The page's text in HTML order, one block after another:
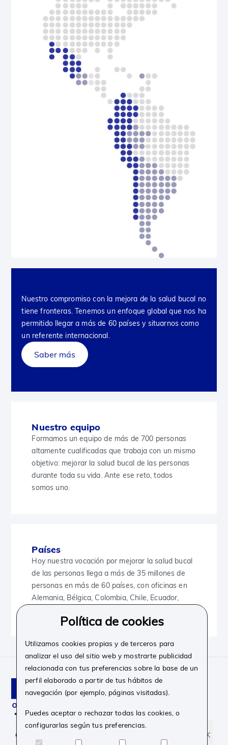
Nuestro compromiso con la mejora de la salud bucal no
tiene fronteras. Tenemos un enfoque global que nos ha
permitido llegar a más de 60 países y situarnos como
un referente internacional.
Saber más
Nuestro equipo
Formamos un equipo de más de 700 personas
altamente cualificadas que trabaja con un mismo
objetivo: mejorar la salud bucal de las personas
durante toda su vida. Ante ese reto, todos
somos uno.
Países
Hoy nuestra vocación por mejorar la salud bucal
de las personas llega a más de 35 millones de
personas en más de 60 países, con oficinas en
Alemania, Bélgica, Colombia, Chile, Ecuador,
Facebook
Instagram
Linkedin
Youtube
Corporativo
Política de cookies
Utilizamos cookies propias y de terceros para
analizar el uso del sitio web y mostrarte publicidad
relacionada con tus preferencias sobre la base de un
perfil elaborado a partir de tus hábitos de
navegación (por ejemplo, páginas visitadas).
Puedes aceptar o rechazar todas las cookies, o
configurarlas según tus preferencias.